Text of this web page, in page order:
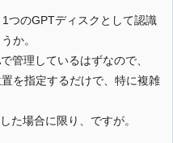
つのGPTディスクとして認識
か。
管理しているはずなので、
を指定するだけで、特に複雑
た場合に限り、ですが。